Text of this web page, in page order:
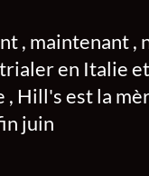
, maintenant
en Italie
Hill's est la
juin